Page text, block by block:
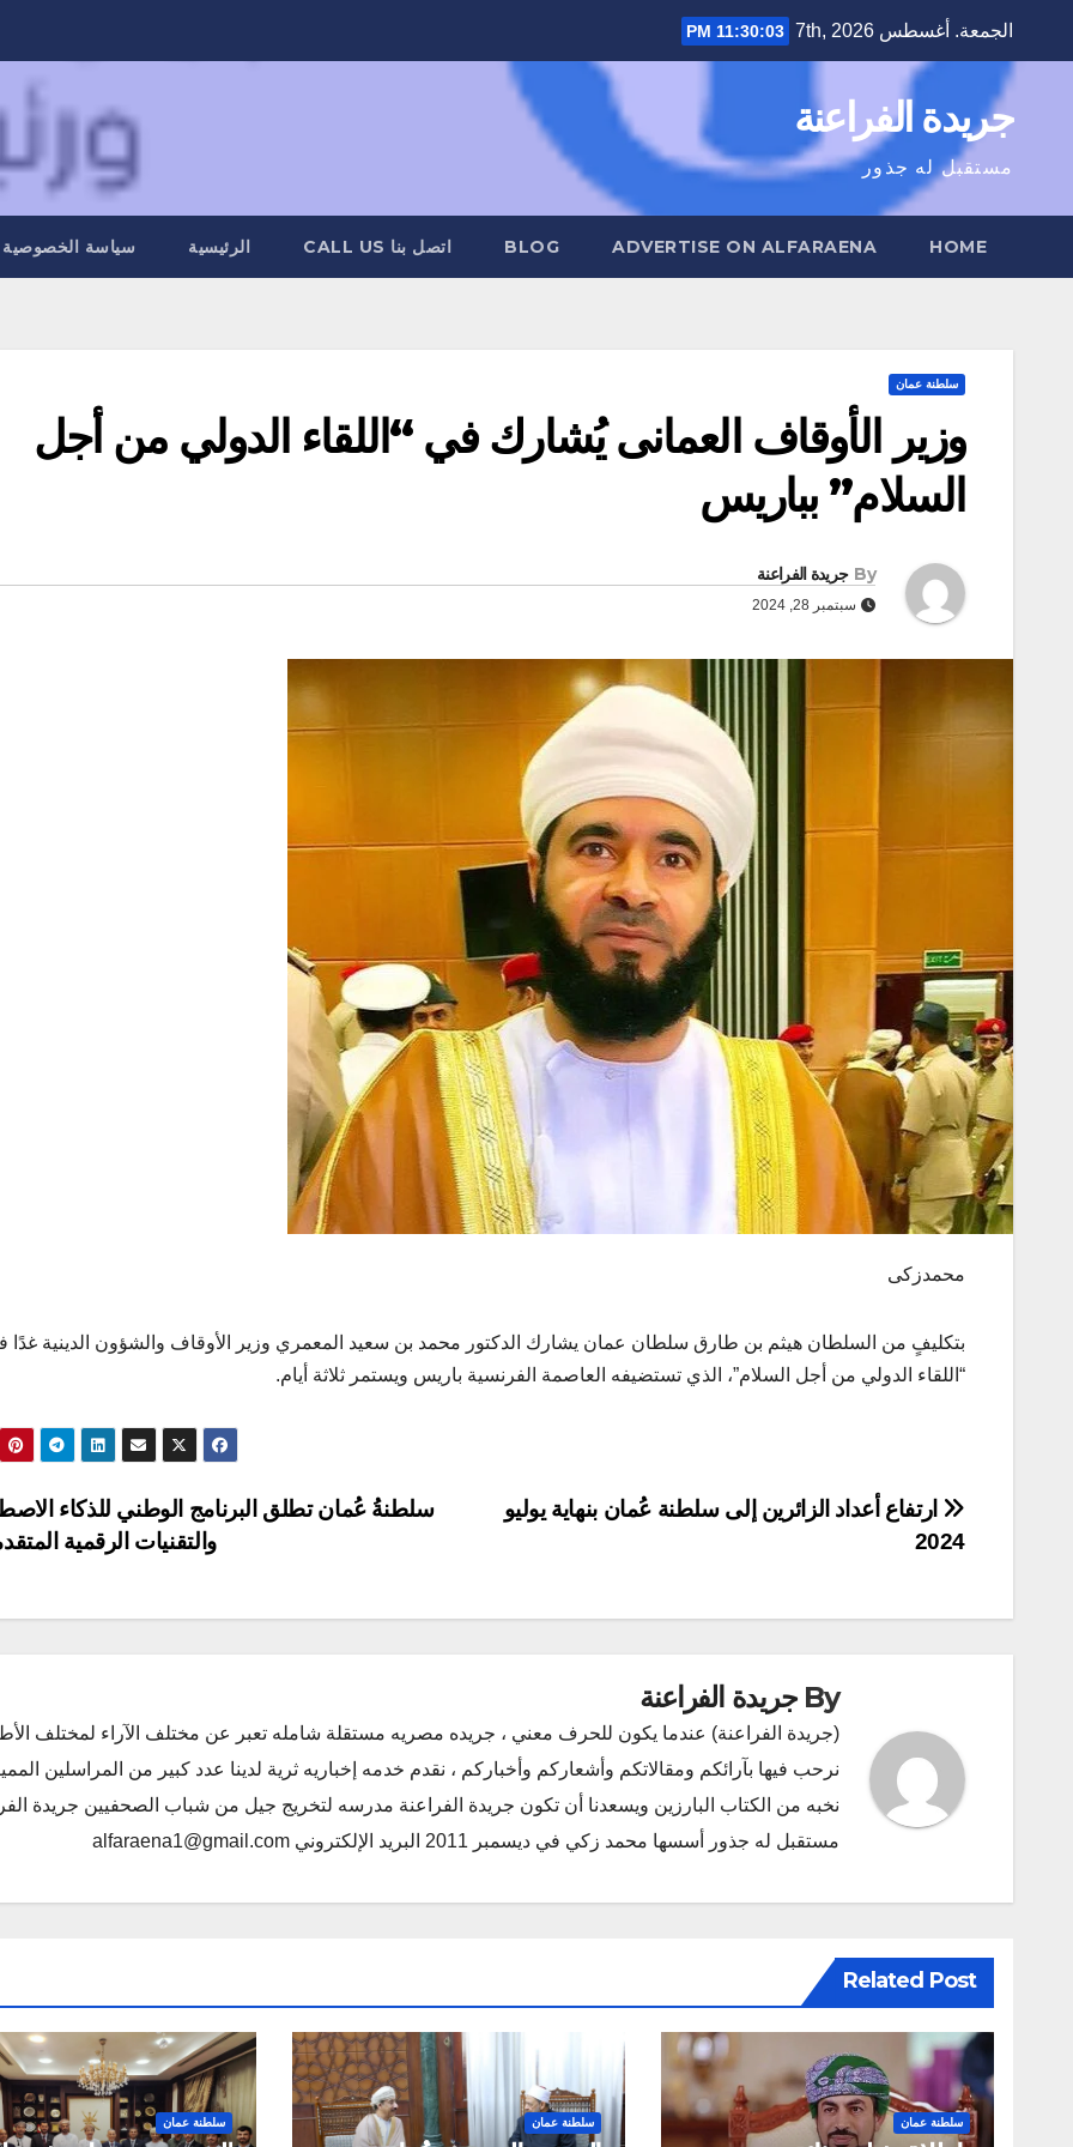
الجمعة. أغسطس 7th, 2026 11:30:04 PM
جريدة الفراعنة
مستقبل له جذور
HOME
ADVERTISE ON ALFARAENA
BLOG اتصل بنا CALL US الرئيسية سياسة الخصوصية
سلطنة عمان
وزير الأوقاف العمانى يُشارك في “اللقاء الدولي من أجل
السلام” بباريس
By جريدة الفراعنة
سبتمبر 28, 2024
محمدزكى
بتكليفٍ من السلطان هيثم بن طارق سلطان عمان يشارك الدكتور محمد بن سعيد المعمري وزير الأوقاف والشؤون الدينية غدًا
“اللقاء الدولي من أجل السلام”، الذي تستضيفه العاصمة الفرنسية باريس ويستمر ثلاثة أيام.
تصفّح
سلطنةُ عُمان تطلق البرنامج الوطني للذكاء
والتقنيات الرقمية
ارتفاع أعداد الزائرين إلى سلطنة عُمان بنهاية يوليو
2024
By جريدة الفراعنة
(جريدة الفراعنة) عندما يكون للحرف معني ، جريده مصريه مستقلة شامله تعبر عن مختلف الآراء لمختلف
نرحب فيها بآرائكم ومقالاتكم وأشعاركم وأخباركم ، نقدم خدمه إخباريه ثرية لدينا عدد كبير من المراسلين
نخبه من الكتاب البارزين ويسعدنا أن تكون جريدة الفراعنة مدرسه لتخريج جيل من شباب الصحفيين جريدة
مستقبل له جذور أسسها محمد زكي في ديسمبر 2011 البريد الإلكتروني alfaraena1@gmail.com
Related Post
سلطنة عمان سلطنة عمان سلطنة عمان